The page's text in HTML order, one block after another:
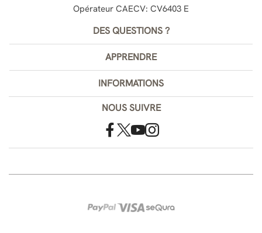
Opérateur CAECV: CV6403 E
DES QUESTIONS ?
APPRENDRE
INFORMATIONS
NOUS SUIVRE